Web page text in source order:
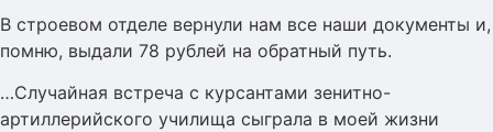
В строевом отделе вернули нам все наши документы и,
помню, выдали 78 рублей на обратный путь.
…Случайная встреча с курсантами зенитно-
артиллерийского училища сыграла в моей жизни